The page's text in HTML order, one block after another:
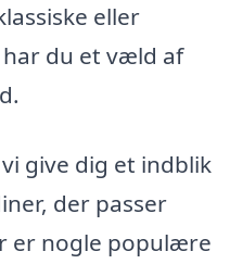
eller
du et væld af
give dig et indblik
der passer
er nogle populære